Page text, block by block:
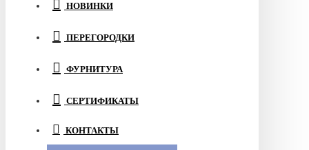
НОВИНКИ
ПЕРЕГОРОДКИ
ФУРНИТУРА
СЕРТИФИКАТЫ
КОНТАКТЫ